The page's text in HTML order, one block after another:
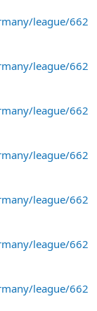
league/662
league/662
league/662
league/662
league/662
league/662
league/662